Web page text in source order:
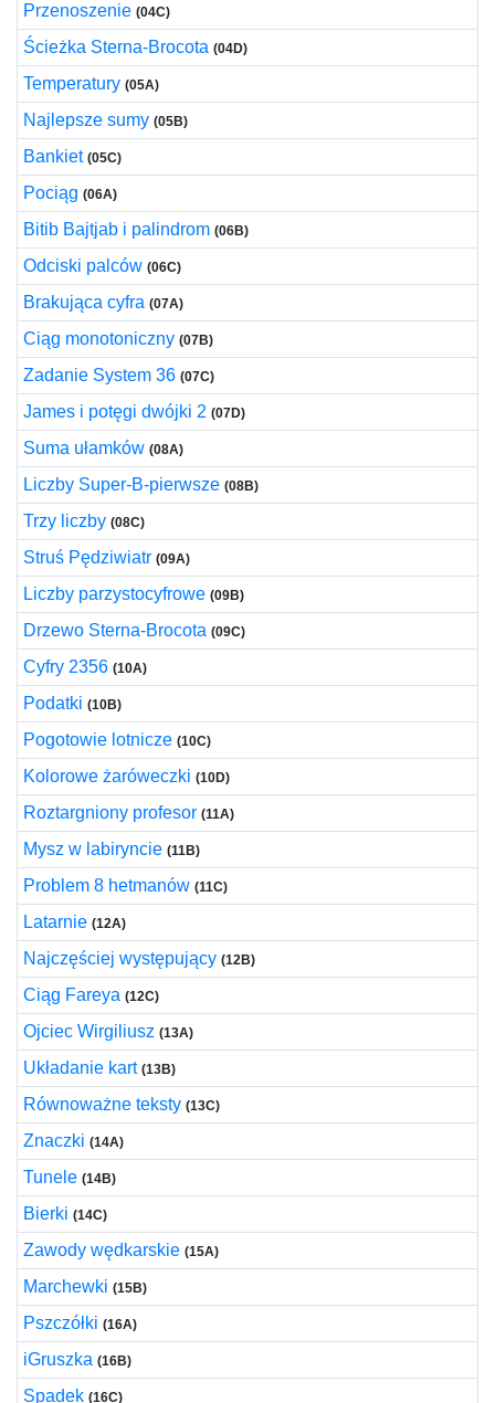
Przenoszenie (04C)
Ścieżka Sterna-Brocota (04D)
Temperatury (05A)
Najlepsze sumy (05B)
Bankiet (05C)
Pociąg (06A)
Bitib Bajtjab i palindrom (06B)
Odciski palców (06C)
Brakująca cyfra (07A)
Ciąg monotoniczny (07B)
Zadanie System 36 (07C)
James i potęgi dwójki 2 (07D)
Suma ułamków (08A)
Liczby Super-B-pierwsze (08B)
Trzy liczby (08C)
Struś Pędziwiatr (09A)
Liczby parzystocyfrowe (09B)
Drzewo Sterna-Brocota (09C)
Cyfry 2356 (10A)
Podatki (10B)
Pogotowie lotnicze (10C)
Kolorowe żaróweczki (10D)
Roztargniony profesor (11A)
Mysz w labiryncie (11B)
Problem 8 hetmanów (11C)
Latarnie (12A)
Najczęściej występujący (12B)
Ciąg Fareya (12C)
Ojciec Wirgiliusz (13A)
Układanie kart (13B)
Równoważne teksty (13C)
Znaczki (14A)
Tunele (14B)
Bierki (14C)
Zawody wędkarskie (15A)
Marchewki (15B)
Pszczółki (16A)
iGruszka (16B)
Spadek (16C)